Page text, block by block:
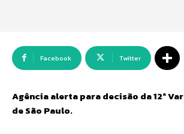
Facebook Twitter
Agência alerta para decisão da 12ª
de São Paulo.